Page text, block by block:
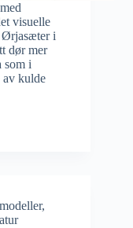
visuelle
Ørjasæter i
dør mer
som i
av kulde
,